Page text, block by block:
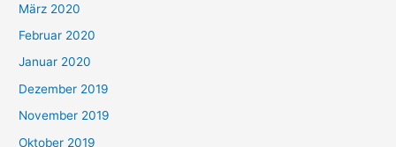
März 2020
Februar 2020
Januar 2020
Dezember 2019
November 2019
Oktober 2019